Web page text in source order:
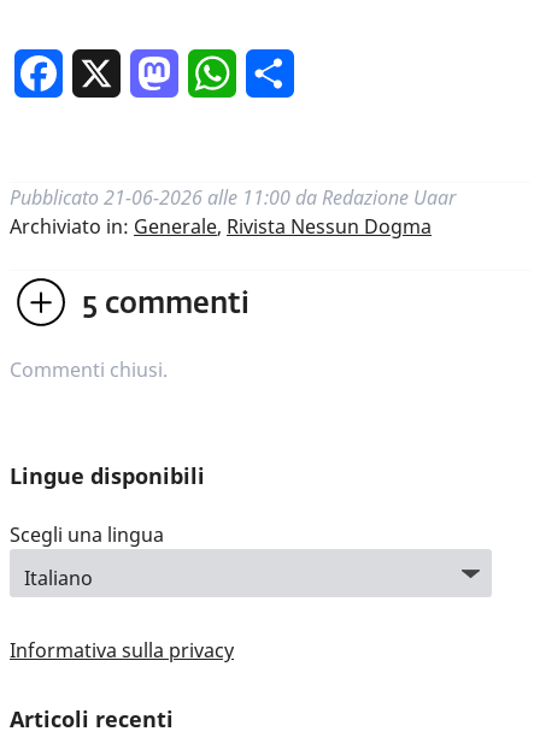
Facebook MastodonWhatsApp
Pubblicato 21-06-2026 alle 11:00 da Redazione Uaar
Archiviato in: Generale, Rivista Nessun Dogma
5 commenti
Commenti chiusi.
Lingue disponibili
Scegli una lingua
Informativa sulla privacy
Articoli recenti